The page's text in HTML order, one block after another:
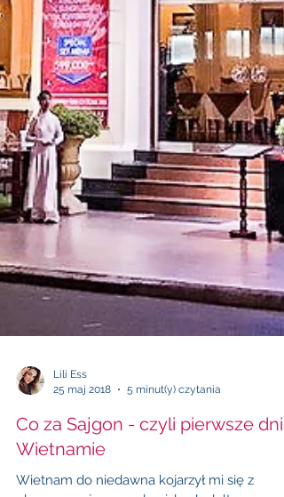
Lili Ess
25 maj 2018
Co za Sajgon - czyli pierwsze dni